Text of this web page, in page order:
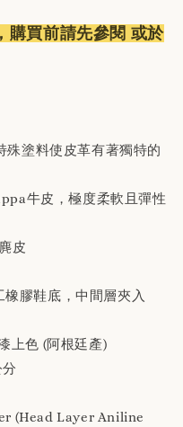
購買前請先參閱 或於
殊塗料使皮革有著獨特的
牛皮，極度柔軟且彈性
皮
橡膠鞋底，中間層夾入
上色 (阿根廷產)
(Head Layer Aniline